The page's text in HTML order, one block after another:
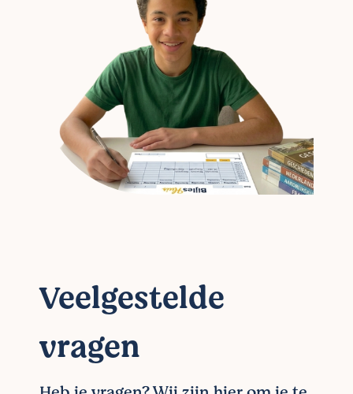
Veelgestelde
vragen